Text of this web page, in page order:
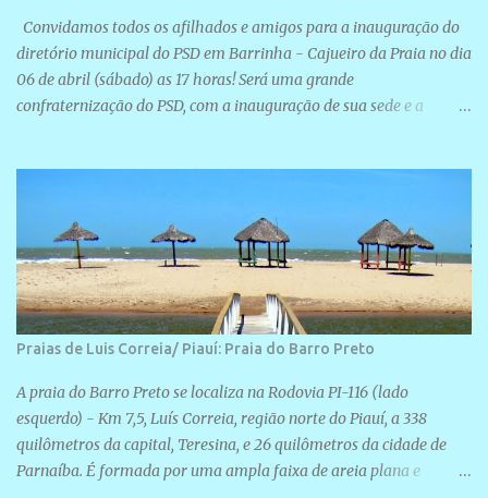
Convidamos todos os afilhados e amigos para a inauguração do
diretório municipal do PSD em Barrinha - Cajueiro da Praia no dia
06 de abril (sábado) as 17 horas! Será uma grande
confraternização do PSD, com a inauguração de sua sede e a
Praias de Luis Correia/ Piauí: Praia do Barro Preto
A praia do Barro Preto se localiza na Rodovia PI-116 (lado
esquerdo) - Km 7,5, Luís Correia, região norte do Piauí, a 338
quilômetros da capital, Teresina, e 26 quilômetros da cidade de
Parnaíba. É formada por uma ampla faixa de areia plana e